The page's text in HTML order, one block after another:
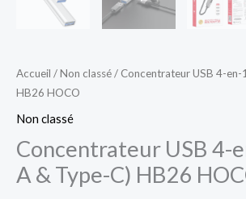
Accueil /Non classé/ Concentrateur USB 4-en-
HB26 HOCO
Non classé
Concentrateur USB 4-
A & Type-C) HB26